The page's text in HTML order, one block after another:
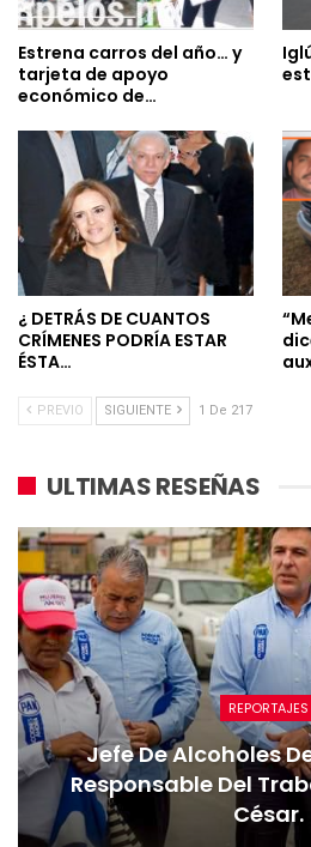
Estrena carros del año… y
tarjeta de apoyo
económico de…
¿ DETRÁS DE CUANTOS
CRÍMENES PODRÍA ESTAR
ÉSTA…
PREVIO SIGUIENTE 1 De 217
ULTIMAS RESEÑAS
REPORTAJES
Jefe De Alcoholes
Responsable Del
César.